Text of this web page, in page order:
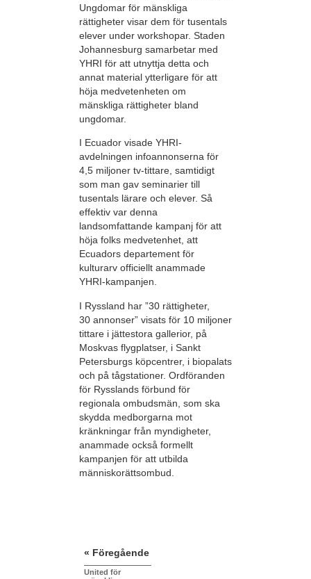
Ungdomar för mänskliga
rättigheter visar dem för tusentals
elever under workshopar. Staden
Johannesburg samarbetar med
YHRI för att utnyttja detta och
annat material ytterligare för att
höja medvetenheten om
mänskliga rättigheter bland
ungdomar.
I Ecuador visade YHRI-
avdelningen infoannonserna för
4,5 miljoner tv-tittare, samtidigt
som man gav seminarier till
tusentals lärare och elever. Så
effektiv var denna
landsomfattande kampanj för att
höja folks medvetenhet, att
Ecuadors departement för
kulturarv officiellt anammade
YHRI-kampanjen.
I Ryssland har ”30 rättigheter,
30 annonser” visats för 10 miljoner
tittare i jättestora gallerior, på
Moskvas flygplatser, i Sankt
Petersburgs köpcentrer, i biopalats
och på tågstationer. Ordföranden
för Rysslands förbund för
regionala ombudsmän, som ska
skydda medborgarna mot
kränkningar från myndigheter,
anammade också formellt
kampanjen för att utbilda
människorättsombud.
« Föregående
United för